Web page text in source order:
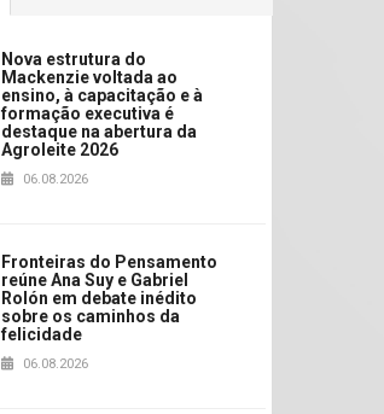
Nova estrutura do
Mackenzie voltada ao
ensino, à capacitação e à
formação executiva é
destaque na abertura da
Agroleite 2026
06.08.2026
Fronteiras do Pensamento
reúne Ana Suy e Gabriel
Rolón em debate inédito
sobre os caminhos da
felicidade
06.08.2026